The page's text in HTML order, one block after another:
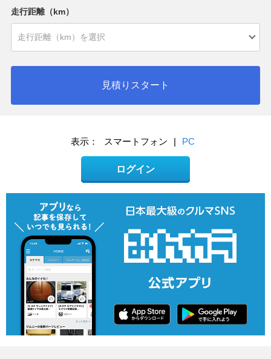
走行距離（km）
見積りスタート
表示： スマートフォン | PC
ログイン